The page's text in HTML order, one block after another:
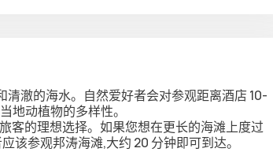
澈的海水。自然爱好者会对参观距离酒店 10-
地动植物的多样性。
客的理想选择。如果您想在更长的海滩上度过
该参观邦涛海滩,大约 20 分钟即可到达。